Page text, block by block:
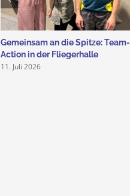
Gemeinsam an die Spitze: Team-
Action in der Fliegerhalle
11. Juli 2026